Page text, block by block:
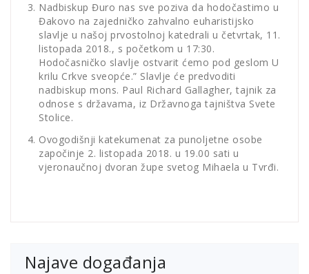
Nadbiskup Đuro nas sve poziva da hodočastimo u
Đakovo na zajedničko zahvalno euharistijsko
slavlje u našoj prvostolnoj katedrali u četvrtak, 11.
listopada 2018., s početkom u 17:30.
Hodočasničko slavlje ostvarit ćemo pod geslom U
krilu Crkve sveopće.” Slavlje će predvoditi
nadbiskup mons. Paul Richard Gallagher, tajnik za
odnose s državama, iz Državnoga tajništva Svete
Stolice.
Ovogodišnji katekumenat za punoljetne osobe
započinje 2. listopada 2018. u 19.00 sati u
vjeronaučnoj dvoran župe svetog Mihaela u Tvrđi.
Najave događanja